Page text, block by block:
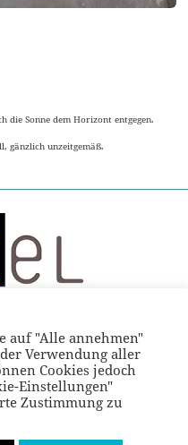
die Sonne dem Horizont entgegen.
gänzlich unzeitgemäß.
auf "Alle annehmen"
Verwendung aller
Cookies jedoch
Einstellungen"
Zustimmung zu